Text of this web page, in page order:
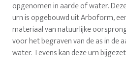
opgenomen in aarde of water.
urn is opgebouwd uit Arboform,
materiaal van natuurlijke
voor het begraven van de as in de
water. Tevens kan deze urn